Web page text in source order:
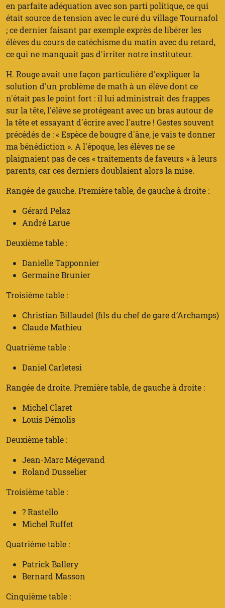
en parfaite adéquation avec son parti politique, ce qui
était source de tension avec le curé du village Tournafol
; ce dernier faisant par exemple exprès de libérer les
élèves du cours de catéchisme du matin avec du retard,
ce qui ne manquait pas d'irriter notre instituteur.
H. Rouge avait une façon particulière d'expliquer la
solution d'un problème de math à un élève dont ce
n'était pas le point fort : il lui administrait des frappes
sur la tête, l'élève se protégeant avec un bras autour de
la tête et essayant d'écrire avec l'autre ! Gestes souvent
précédés de : « Espèce de bougre d'âne, je vais te donner
ma bénédiction ». A l'époque, les élèves ne se
plaignaient pas de ces « traitements de faveurs » à leurs
parents, car ces derniers doublaient alors la mise.
Rangée de gauche. Première table, de gauche à droite :
Gérard Pelaz
André Larue
Deuxième table :
Danielle Tapponnier
Germaine Brunier
Troisième table :
Christian Billaudel (fils du chef de gare d’Archamps)
Claude Mathieu
Quatrième table :
Daniel Carletesi
Rangée de droite. Première table, de gauche à droite :
Michel Claret
Louis Démolis
Deuxième table :
Jean-Marc Mégevand
Roland Dusselier
Troisième table :
? Rastello
Michel Ruffet
Quatrième table :
Patrick Ballery
Bernard Masson
Cinquième table :